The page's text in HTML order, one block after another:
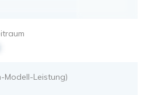
Modell-Leistung)